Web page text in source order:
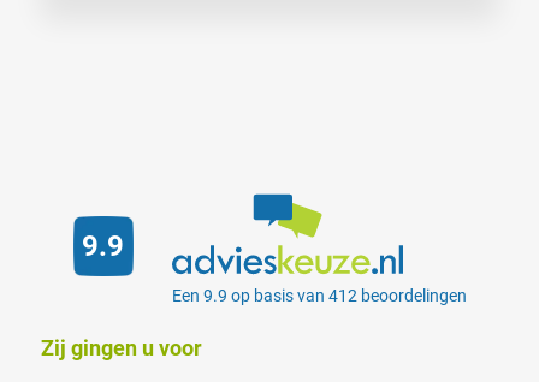
Zij gingen u voor
9.9
Een 9.9 op basis van 412 beoordelingen